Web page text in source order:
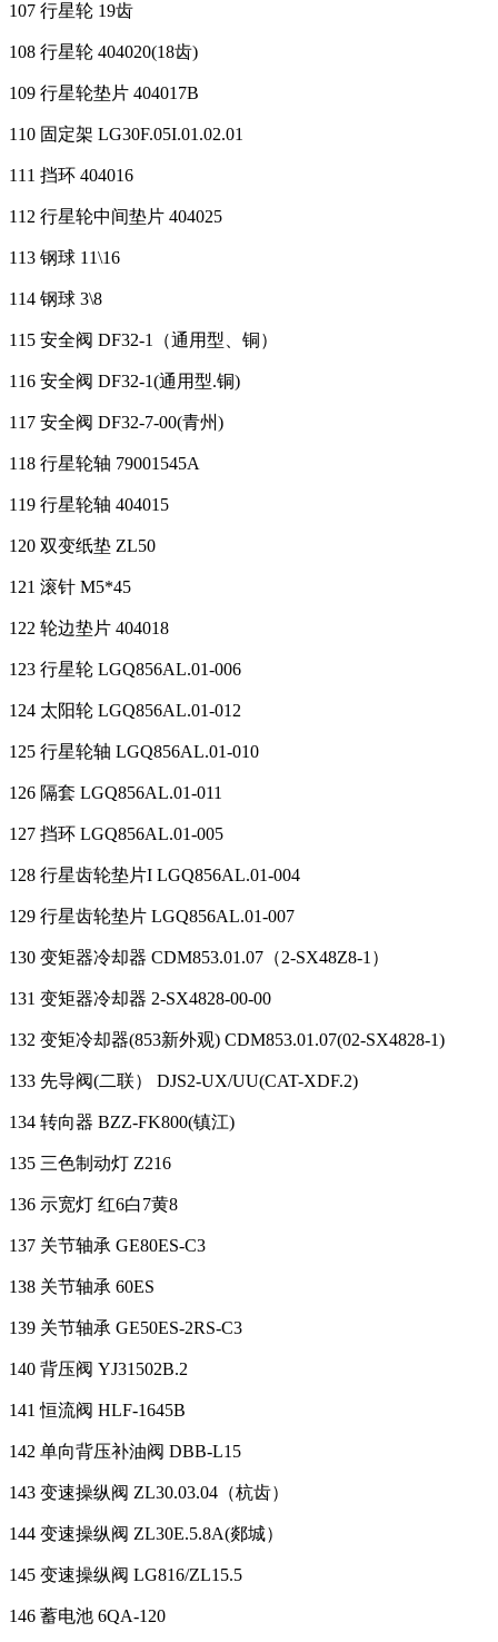
107 行星轮 19齿
108 行星轮 404020(18齿)
109 行星轮垫片 404017B
110 固定架 LG30F.05I.01.02.01
111 挡环 404016
112 行星轮中间垫片 404025
113 钢球 11\16
114 钢球 3\8
115 安全阀 DF32-1（通用型、铜）
116 安全阀 DF32-1(通用型.铜)
117 安全阀 DF32-7-00(青州)
118 行星轮轴 79001545A
119 行星轮轴 404015
120 双变纸垫 ZL50
121 滚针 M5*45
122 轮边垫片 404018
123 行星轮 LGQ856AL.01-006
124 太阳轮 LGQ856AL.01-012
125 行星轮轴 LGQ856AL.01-010
126 隔套 LGQ856AL.01-011
127 挡环 LGQ856AL.01-005
128 行星齿轮垫片I LGQ856AL.01-004
129 行星齿轮垫片 LGQ856AL.01-007
130 变矩器冷却器 CDM853.01.07（2-SX48Z8-1）
131 变矩器冷却器 2-SX4828-00-00
132 变矩冷却器(853新外观) CDM853.01.07(02-SX4828-1)
133 先导阀(二联） DJS2-UX/UU(CAT-XDF.2)
134 转向器 BZZ-FK800(镇江)
135 三色制动灯 Z216
136 示宽灯 红6白7黄8
137 关节轴承 GE80ES-C3
138 关节轴承 60ES
139 关节轴承 GE50ES-2RS-C3
140 背压阀 YJ31502B.2
141 恒流阀 HLF-1645B
142 单向背压补油阀 DBB-L15
143 变速操纵阀 ZL30.03.04（杭齿）
144 变速操纵阀 ZL30E.5.8A(郯城）
145 变速操纵阀 LG816/ZL15.5
146 蓄电池 6QA-120